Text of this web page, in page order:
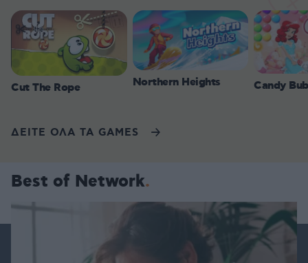
Cut The Rope Northern Heights Candy
ΔΕΙΤΕ ΟΛΑ ΤΑ GAMES
Best of Network